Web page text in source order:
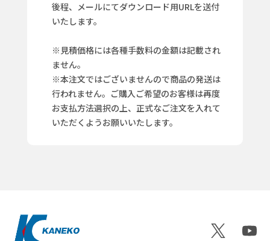
後程、メールにてダウンロード用URLを送付
いたします。
※見積価格には各種手数料の金額は記載され
ません。
※本注文ではございませんので商品の発送は
行われません。ご購入ご希望のお客様は再度
お支払方法選択の上、正式なご注文を入れて
いただくようお願いいたします。